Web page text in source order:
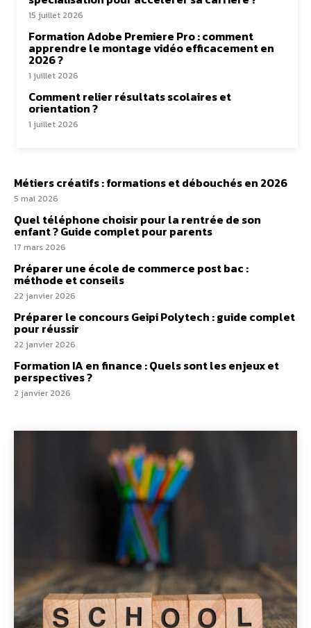
15 juillet 2026
Formation Adobe Premiere Pro : comment
apprendre le montage vidéo efficacement en
2026 ?
1 juillet 2026
Comment relier résultats scolaires et
orientation ?
1 juillet 2026
Métiers créatifs : formations et débouchés en 2026
5 mai 2026
Quel téléphone choisir pour la rentrée de son
enfant ? Guide complet pour parents
17 mars 2026
Préparer une école de commerce post bac :
méthode et conseils
22 janvier 2026
Préparer le concours Geipi Polytech : guide complet
pour réussir
22 janvier 2026
Formation IA en finance : Quels sont les enjeux et
perspectives ?
2 janvier 2026